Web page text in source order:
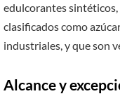
edulcorantes
clasificados como
industriales, y que son
Alcance y